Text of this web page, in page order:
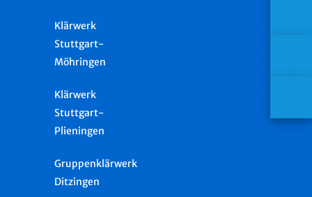
Klärwerk
Stuttgart-
Möhringen
Klärwerk
Stuttgart-
Plieningen
Gruppenklärwerk
Ditzingen